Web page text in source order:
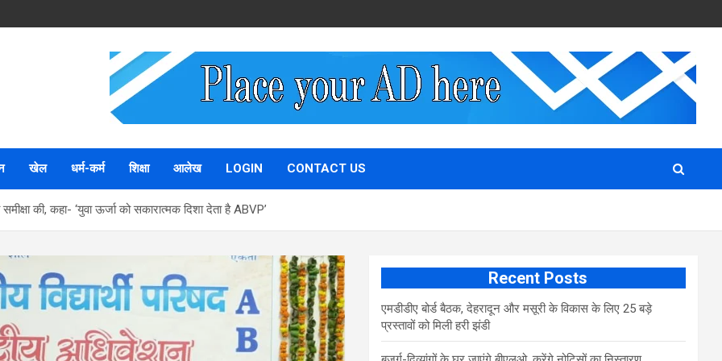
खेल धर्म-कर्म शिक्षा आलेख LOGIN CONTACT US
की, कहा- ‘युवा ऊर्जा को सकारात्मक दिशा देता है ABVP’
Recent Posts
एमडीडीए बोर्ड बैठक, देहरादून और मसूरी के विकास के लिए 25 बड़े
प्रस्तावों को मिली हरी झंडी